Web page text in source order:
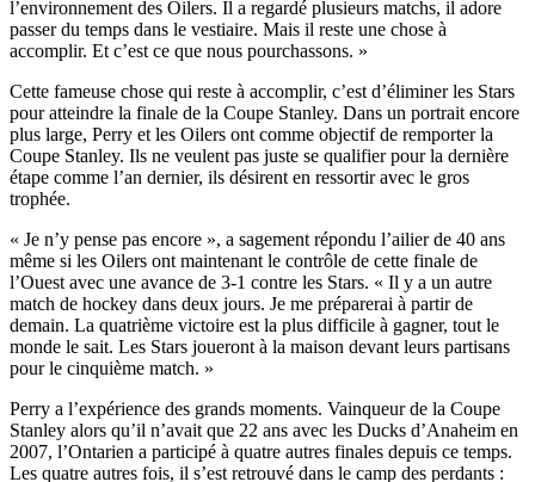
l’environnement des Oilers. Il a regardé plusieurs matchs, il adore
passer du temps dans le vestiaire. Mais il reste une chose à
accomplir. Et c’est ce que nous pourchassons. »
Cette fameuse chose qui reste à accomplir, c’est d’éliminer les Stars
pour atteindre la finale de la Coupe Stanley. Dans un portrait encore
plus large, Perry et les Oilers ont comme objectif de remporter la
Coupe Stanley. Ils ne veulent pas juste se qualifier pour la dernière
étape comme l’an dernier, ils désirent en ressortir avec le gros
trophée.
« Je n’y pense pas encore », a sagement répondu l’ailier de 40 ans
même si les Oilers ont maintenant le contrôle de cette finale de
l’Ouest avec une avance de 3-1 contre les Stars. « Il y a un autre
match de hockey dans deux jours. Je me préparerai à partir de
demain. La quatrième victoire est la plus difficile à gagner, tout le
monde le sait. Les Stars joueront à la maison devant leurs partisans
pour le cinquième match. »
Perry a l’expérience des grands moments. Vainqueur de la Coupe
Stanley alors qu’il n’avait que 22 ans avec les Ducks d’Anaheim en
2007, l’Ontarien a participé à quatre autres finales depuis ce temps.
Les quatre autres fois, il s’est retrouvé dans le camp des perdants :